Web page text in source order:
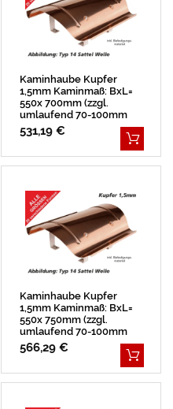
Kaminhaube Kupfer
1,5mm Kaminmaß: BxL=
550x 700mm (zzgl.
umlaufend 70-100mm
Überstand)
531,19 €
Kaminhaube Kupfer
1,5mm Kaminmaß: BxL=
550x 750mm (zzgl.
umlaufend 70-100mm
Überstand)
566,29 €